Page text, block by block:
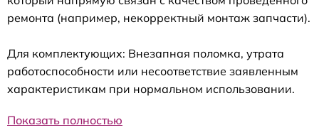
ремонта (например, некорректный монтаж запчасти).
Для комплектующих: Внезапная поломка, утрата
работоспособности или несоответствие заявленным
характеристикам при нормальном использовании.
Показать полностью